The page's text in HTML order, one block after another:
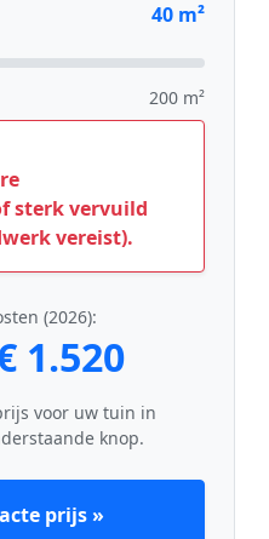
40 m²
200 m²
sterk vervuild
vereist).
(2026):
1.520
voor uw tuin in
knop.
prijs »